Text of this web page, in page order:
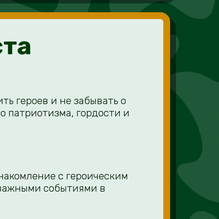
героев и не забывать о
патриотизма, гордости и
с героическим
событиями в